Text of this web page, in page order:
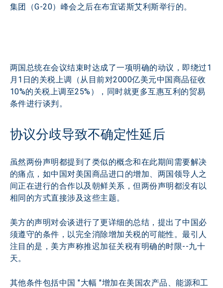
集团（G-20）峰会之后在布宜诺斯艾利斯举行的。
两国总统在会议结束时达成了一项明确的动议，即绕过1
月1日的关税上调（从目前对2000亿美元中国商品征收
10%的关税上调至25%），同时就更多互惠互利的贸易
条件进行谈判。
协议分歧导致不确定性延后
虽然两份声明都提到了类似的概念和在此期间需要解决
的痛点，如中国对美国商品进口的增加、两国领导人之
间正在进行的合作以及朝鲜关系，但两份声明都没有以
相同的方式直接涉及这些主题。
美方的声明对会谈进行了更详细的总结，提出了中国必
须遵守的条件，以完全消除增加关税的可能性。最引人
注目的是，美方声称推迟加征关税有明确的时限--九十
天。
其他条件包括中国 "大幅 "增加在美国农产品、能源和工